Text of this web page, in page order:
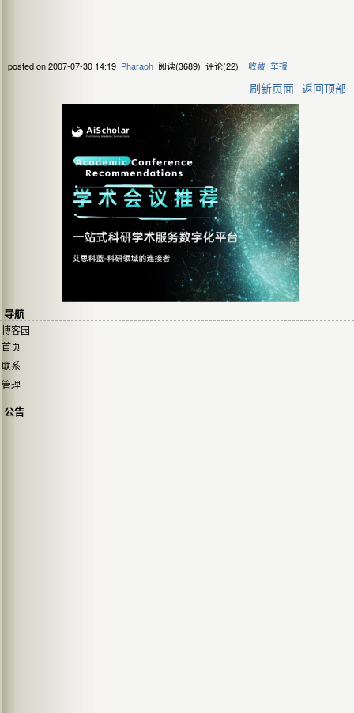
posted on2007-07-30 14:19 Pharaoh 阅读(3689) 评论(22) 收藏 举报
刷新页面 返回顶部
导航
博客园
首页
联系
管理
公告